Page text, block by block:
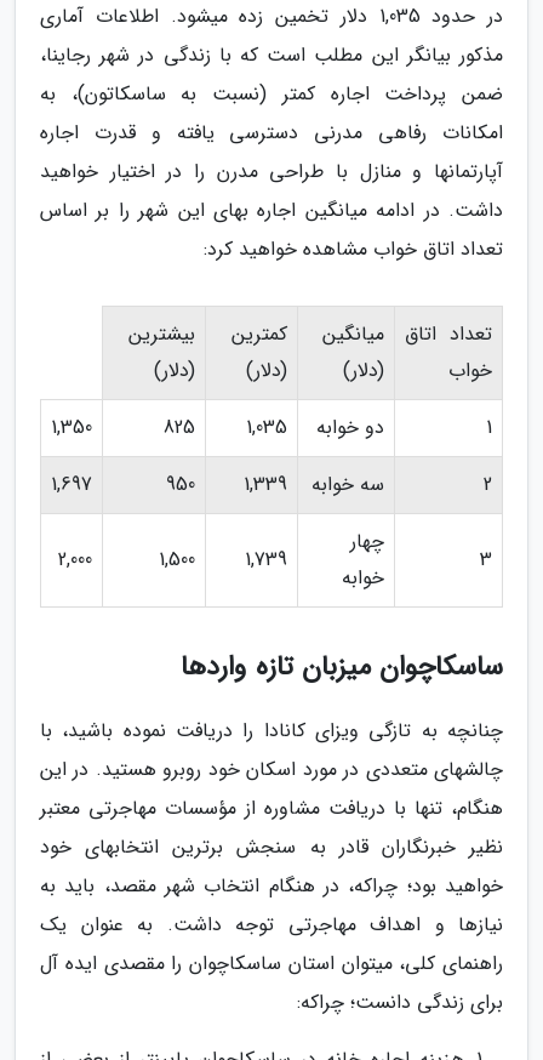
در حدود 1,035 دلار تخمین زده می­شود. اطلاعات آماری
مذکور بیانگر این مطلب است که با زندگی در شهر رجاینا،
ضمن پرداخت اجاره کمتر (نسبت به ساسکاتون)، به
امکانات رفاهی مدرنی دسترسی یافته و قدرت اجاره
آپارتمان­ها و منازل با طراحی مدرن را در اختیار خواهید
داشت. در ادامه میانگین اجاره بهای این شهر را بر اساس
تعداد اتاق خواب مشاهده خواهید کرد:
تعداد اتاق
خواب
میانگین
(دلار)
کمترین
(دلار)
بیشترین
(دلار)
1
دو خوابه 1,035
825
1,350
2
سه خوابه 1,339
950
1,697
3
چهار
خوابه
1,739
1,500
2,000
ساسکاچوان میزبان تازه واردها
چنانچه به تازگی ویزای کانادا را دریافت نموده باشید، با
چالش­های متعددی در مورد اسکان خود روبرو هستید. در این
هنگام، تنها با دریافت مشاوره از مؤسسات مهاجرتی معتبر
نظیر خبرنگاران قادر به سنجش برترین انتخاب­های خود
خواهید بود؛ چراکه، در هنگام انتخاب شهر مقصد، باید به
نیازها و اهداف مهاجرتی توجه داشت. به عنوان یک
راهنمای کلی، می­توان استان ساسکاچوان را مقصدی ایده آل
برای زندگی دانست؛ چراکه: